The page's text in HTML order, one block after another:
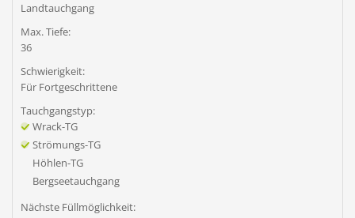
Landtauchgang
Max. Tiefe:
36
Schwierigkeit:
Für Fortgeschrittene
Tauchgangstyp:
Wrack-TG
Strömungs-TG
Höhlen-TG
Bergseetauchgang
Nächste Füllmöglichkeit: